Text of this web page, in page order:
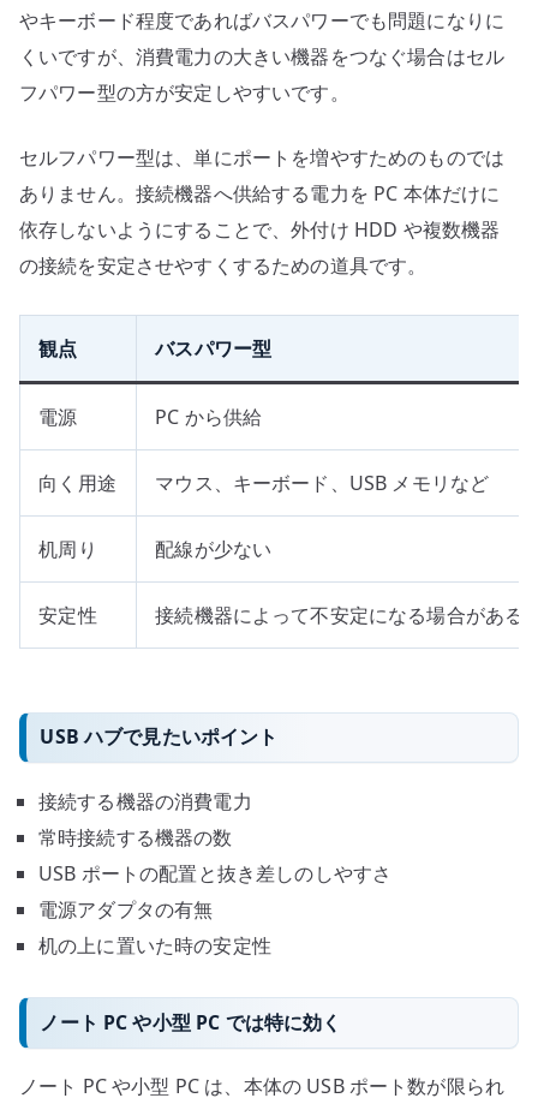
やキーボード程度であればバスパワーでも問題になりに
くいですが、消費電力の大きい機器をつなぐ場合はセル
フパワー型の方が安定しやすいです。
セルフパワー型は、単にポートを増やすためのものでは
ありません。接続機器へ供給する電力を PC 本体だけに
依存しないようにすることで、外付け HDD や複数機器
の接続を安定させやすくするための道具です。
観点 バスパワー型
電源 PC から供給
向く用途 マウス、キーボード、USB メモリなど
机周り 配線が少ない
安定性 接続機器によって不安定になる場合がある
USB ハブで見たいポイント
接続する機器の消費電力
常時接続する機器の数
USB ポートの配置と抜き差しのしやすさ
電源アダプタの有無
机の上に置いた時の安定性
ノート PC や小型 PC では特に効く
ノート PC や小型 PC は、本体の USB ポート数が限られ